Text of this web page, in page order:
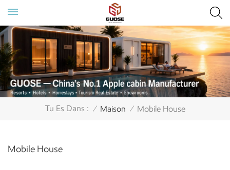
Tu Es Dans : / Maison / Mobile House
Mobile House